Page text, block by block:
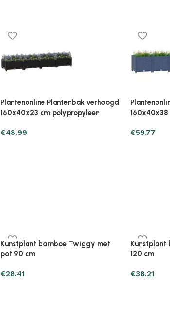
Plantenonline Plantenbak verhoogd
40x40x23 cm polypropyleen
€27.43
40x40x38
€34.29